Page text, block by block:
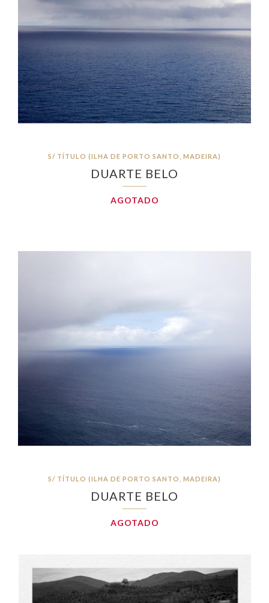
S/ TÍTULO (ILHA DE PORTO SANTO, MADEIRA)
DUARTE BELO
AGOTADO
S/ TÍTULO (ILHA DE PORTO SANTO, MADEIRA)
DUARTE BELO
AGOTADO